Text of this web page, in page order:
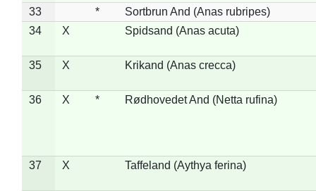
33 *
Sortbrun And (Anas rubripes)
34
X Spidsand (Anas acuta)
35 X Krikand (Anas crecca)
36 X * Rødhovedet And (Netta rufina)
37 X Taffeland (Aythya ferina)